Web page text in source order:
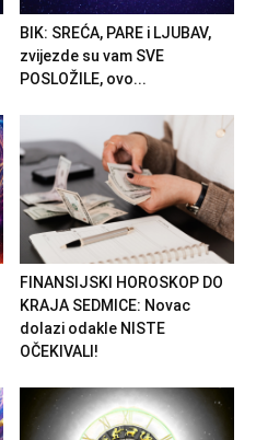
BIK: SREĆA, PARE i LJUBAV,
zvijezde su vam SVE
POSLOŽILE, ovo...
FINANSIJSKI HOROSKOP DO
KRAJA SEDMICE: Novac
dolazi odakle NISTE
OČEKIVALI!